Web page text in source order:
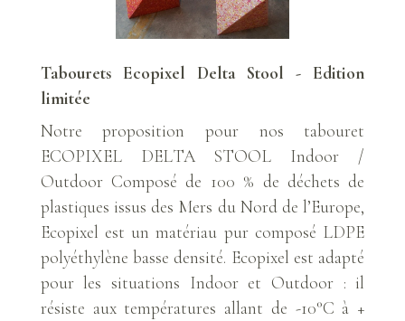
Tabourets Ecopixel Delta Stool - Edition
limitée
Notre proposition pour nos tabouret
ECOPIXEL DELTA STOOL Indoor /
Outdoor Composé de 100 % de déchets de
plastiques issus des Mers du Nord de l’Europe,
Ecopixel est un matériau pur composé LDPE
polyéthylène basse densité. Ecopixel est adapté
pour les situations Indoor et Outdoor : il
résiste aux températures allant de -10°C à +